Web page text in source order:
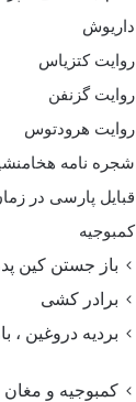
داریوش
روایت کتزیاس
روایت گزنفن
روایت هرودتوس
شجره نامه
قبایل پارسی در
کمبوجیه
باز جستن کین
برادر کشی
بردیه دروغین
کمبوجیه و مغان